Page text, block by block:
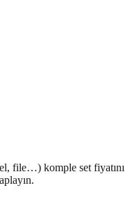
file…) komple set fiyatını